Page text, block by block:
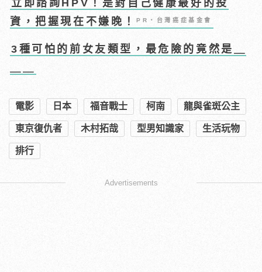
立即諮詢HPV！是對自己健康最好的投
資，把握現在不嫌晚！PR・台灣癌症基金會
3種可怕的前女友類型，最危險的竟然是＿
電影 日本 福音戰士 柯南 龍與雀斑公主
東京復仇者 木村拓哉 型男知識家 生活玩物
排行
Advertisements